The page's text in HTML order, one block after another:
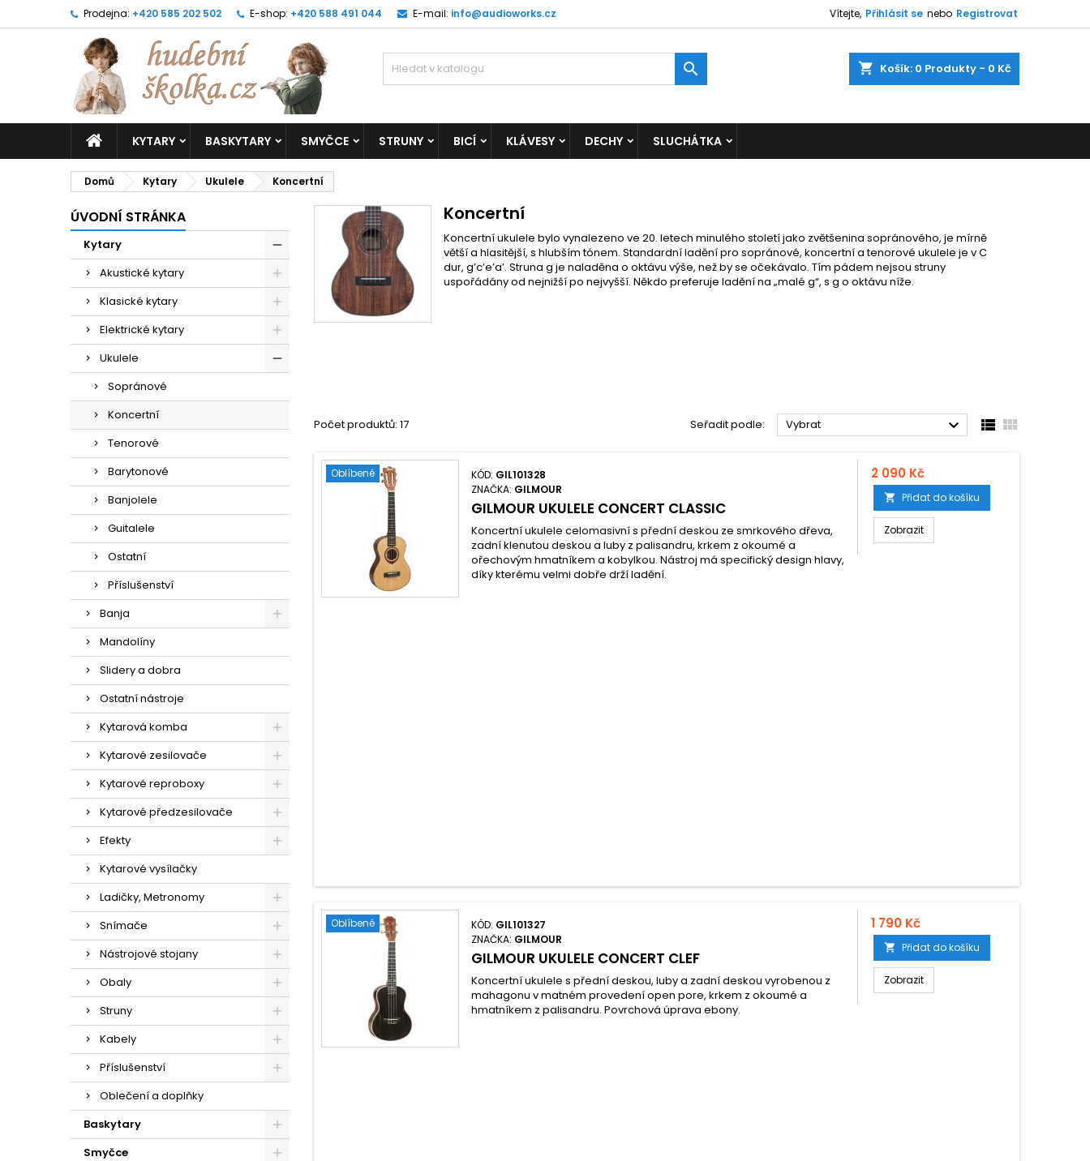
Prodejna: +420 585 202 502 E-shop: +420 588 491 044 E-mail: info@audioworks.cz Vítejte, Přihlásit se nebo Registrovat
shopping_cart Košík: 0 Produkty - 0 Kč

KYTARY BASKYTARY SMYČCE STRUNY BICÍ KLÁVESY DECHY SLUCHÁTKA
Domů Kytary Ukulele Koncertní
ÚVODNÍ STRÁNKA
Kytary
Akustické kytary
Klasické kytary
Elektrické kytary
Ukulele
Sopránové
Koncertní
Tenorové
Barytonové
Banjolele
Guitalele
Ostatní
Příslušenství
Banja
Mandolíny
Slidery a dobra
Ostatní nástroje
Kytarová komba
Kytarové zesilovače
Kytarové reproboxy
Kytarové předzesilovače
Efekty
Kytarové vysílačky
Ladičky, Metronomy
Snímače
Nástrojové stojany
Obaly
Struny
Kabely
Příslušenství
Oblečení a doplňky
Baskytary
Smyčce
Koncertní
Koncertní ukulele bylo vynalezeno ve 20. letech minulého století jako zvětšenina sopránového, je mírně
větší a hlasitější, s hlubším tónem. Standardníladěnípro sopránové, koncertní a tenorové ukulele je v C
dur, g’c’e’a’. Struna g je naladěna o oktávu výše, než by se očekávalo. Tím pádem nejsou struny
uspořádány od nejnižší po nejvyšší. Někdo preferuje ladění na „malé g“, s g o oktávu níže.
Počet produktů: 17 Seřadit podle: Vybrat   
Oblíbené KÓD: GIL101328
ZNAČKA: GILMOUR
GILMOUR UKULELE CONCERT CLASSIC
Koncertní ukulele celomasivní s přední deskou ze smrkového dřeva,
zadní klenutou deskou a luby z palisandru, krkem z okoumé a
ořechovým hmatníkem a kobylkou. Nástroj má specifický design hlavy,
díky kterému velmi dobře drží ladění.
2 090 Kč
 Přidat do košíku
Zobrazit
Oblíbené KÓD: GIL101327
ZNAČKA: GILMOUR
GILMOUR UKULELE CONCERT CLEF
Koncertní ukulele s přední deskou, luby a zadní deskou vyrobenou z
mahagonu v matném provedení open pore, krkem z okoumé a
hmatníkem z palisandru. Povrchová úprava ebony.
1 790 Kč
 Přidat do košíku
Zobrazit